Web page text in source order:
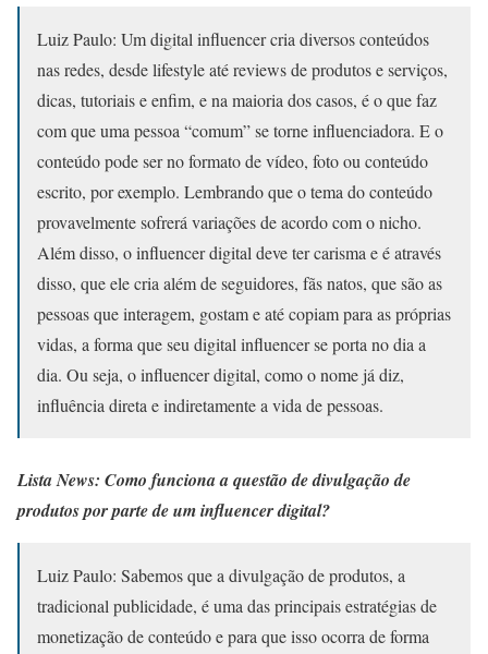
Luiz Paulo: Um digital influencer cria diversos conteúdos
nas redes, desde lifestyle até reviews de produtos e serviços,
dicas, tutoriais e enfim, e na maioria dos casos, é o que faz
com que uma pessoa “comum” se torne influenciadora. E o
conteúdo pode ser no formato de vídeo, foto ou conteúdo
escrito, por exemplo. Lembrando que o tema do conteúdo
provavelmente sofrerá variações de acordo com o nicho.
Além disso, o influencer digital deve ter carisma e é através
disso, que ele cria além de seguidores, fãs natos, que são as
pessoas que interagem, gostam e até copiam para as próprias
vidas, a forma que seu digital influencer se porta no dia a
dia. Ou seja, o influencer digital, como o nome já diz,
influência direta e indiretamente a vida de pessoas.
Lista News: Como funciona a questão de divulgação de
produtos por parte de um influencer digital?
Luiz Paulo: Sabemos que a divulgação de produtos, a
tradicional publicidade, é uma das principais estratégias de
monetização de conteúdo e para que isso ocorra de forma